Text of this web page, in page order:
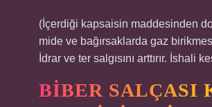
(İçerdiği kapsaisin maddesinden
mide ve bağırsaklarda gaz
İdrar ve ter salgısını arttırır. İshali
BIBER SALÇASI